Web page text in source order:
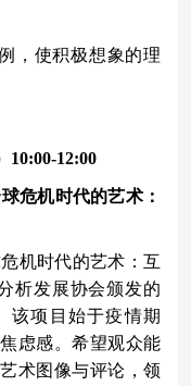
，使积极想象的理
10:00-12:00
危机时代的艺术：
机时代的艺术：互
析发展协会颁发的
该项目始于疫情期
虑感。希望观众能
术图像与评论，领